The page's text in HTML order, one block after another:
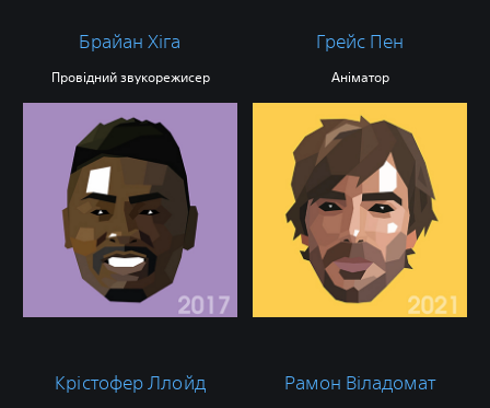
Брайан Хіга
Провідний звукорежисер
Грейс Пен
Аніматор
Крістофер Ллойд Рамон Віладомат